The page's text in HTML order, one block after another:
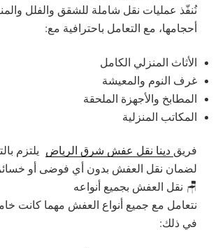
نُنفّذ عمليات نقل شاملة للشقق والفلل
أحجامها، مع التعامل باحترافية مع:
الأثاث المنزلي الكامل
غرف النوم والمعيشة
المطابخ والأجهزة الملحقة
المكاتب المنزلية
فريق دينا نقل عفش شرق الرياض يلتزم
لضمان نقل العفش بدون أي فوضى أو
🪑 نقل العفش بجميع أنواعه
نتعامل مع جميع أنواع العفش مهما كانت
في ذلك: